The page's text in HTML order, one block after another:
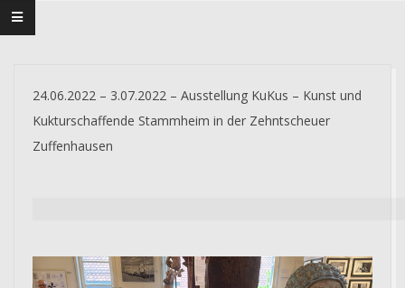
24.06.2022 – 3.07.2022 – Ausstellung KuKus – Kunst und
Kukturschaffende Stammheim in der Zehntscheuer
Zuffenhausen